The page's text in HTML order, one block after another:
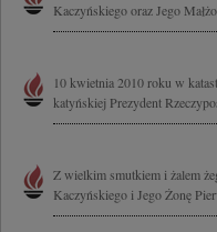
Kaczyńskiego oraz Jego
10 kwietnia 2010 roku w
katyńskiej Prezydent
Z wielkim smutkiem i żalem
Kaczyńskiego i Jego Żonę